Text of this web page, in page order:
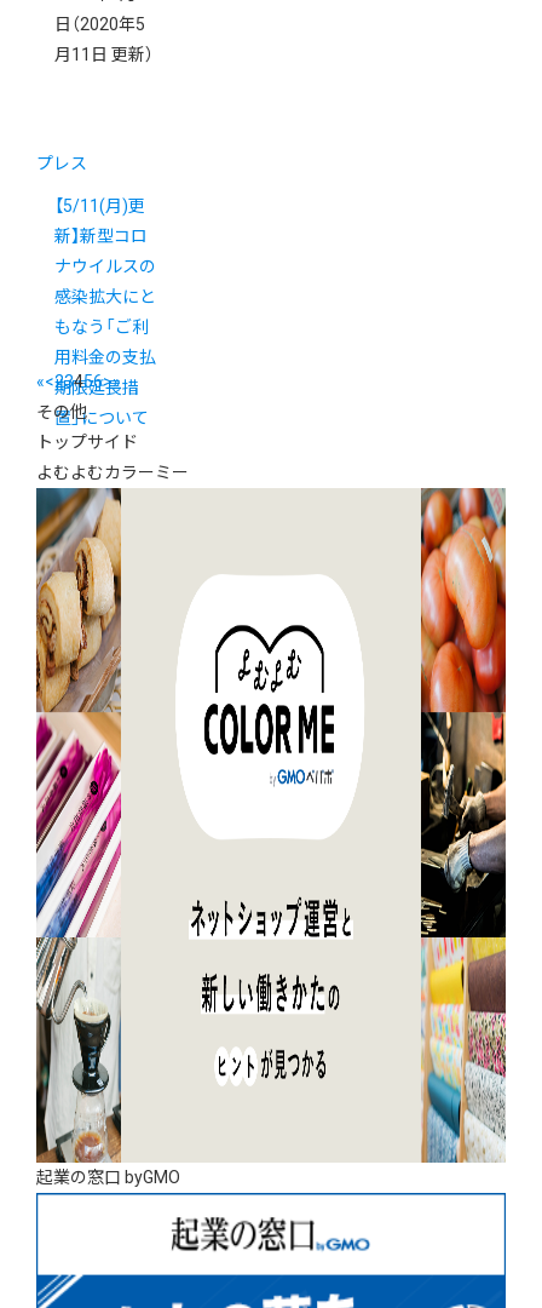
日 （2020年5
月11日 更新）
プレス
【5/11(月)更
新】新型コロ
ナウイルスの
感染拡大にと
もなう「ご利
用料金の支払
期限延長措
置」について
«<23456>»
その他
トップサイド
よむよむカラーミー
起業の窓口 byGMO